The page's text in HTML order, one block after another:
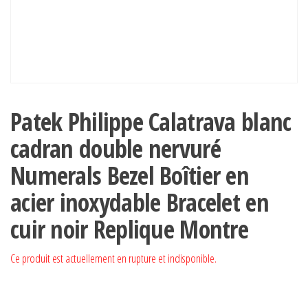
Patek Philippe Calatrava blanc
cadran double nervuré
Numerals Bezel Boîtier en
acier inoxydable Bracelet en
cuir noir Replique Montre
Ce produit est actuellement en rupture et indisponible.